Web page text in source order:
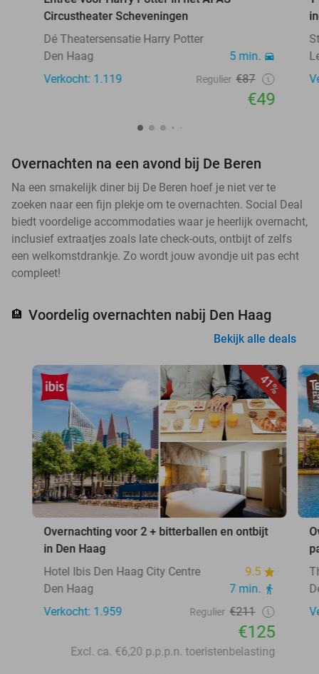
Circustheater Scheveningen
Dé Theatersensatie Harry Potter
Den Haag
5 min.
Verkocht: 1.119
Regulier €87
€49
Overnachten na een avond bij De Beren
Na een smakelijk diner bij De Beren hoef je niet ver te
zoeken naar een fijn plekje om te overnachten. Social Deal
biedt voordelige accommodaties waar je heerlijk overnacht,
inclusief extraatjes zoals late check-outs, ontbijt of zelfs
een welkomstdrankje. Zo wordt jouw avondje uit pas echt
compleet!
🏨 Voordelig overnachten nabij Den Haag
Bekijk alle deals
41%
Overnachting voor 2 + bitterballen en ontbijt
in Den Haag
Hotel Ibis Den Haag City Centre
9.5
Den Haag
7 min.
Verkocht: 1.959
Regulier €211
€125
Excl. ca. €6,20 p.p.p.n. toeristenbelasting